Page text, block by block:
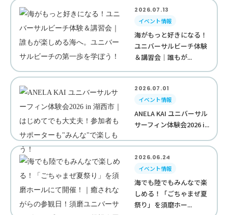
2026.07.13
イベント情報
海がもっと好きになる！
ユニバーサルビーチ体験
＆講習会｜誰もが...
2026.07.01
イベント情報
ANELA KAI ユニバーサル
サーフィン体験会2026 i...
2026.06.24
イベント情報
海でも陸でもみんなで楽
しめる！「ごちゃまぜ夏
祭り」を須磨ホー...